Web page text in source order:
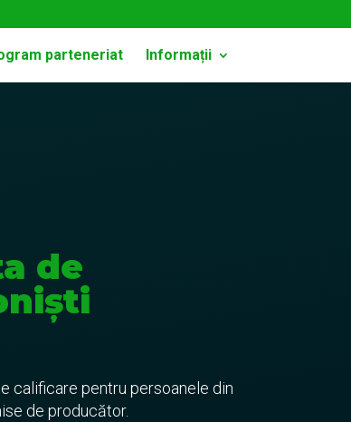
parteneriat Informații
de
calificare pentru persoanele din
de producător.